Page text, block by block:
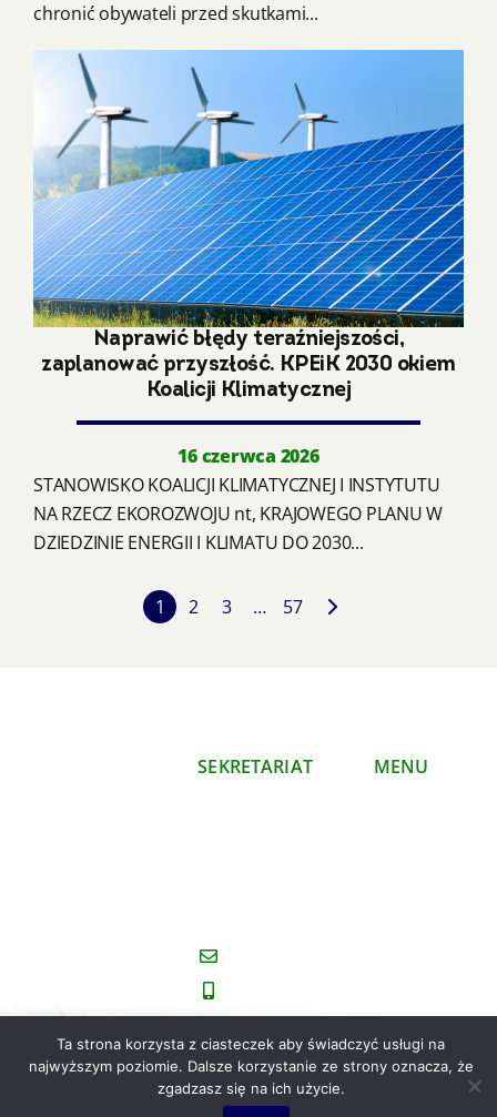
chronić obywateli przed skutkami...
Naprawić błędy teraźniejszości,
zaplanować przyszłość. KPEiK 2030 okiem
Koalicji Klimatycznej
16 czerwca 2026
STANOWISKO KOALICJI KLIMATYCZNEJ I INSTYTUTU
NA RZECZ EKOROZWOJU nt, KRAJOWEGO PLANU W
DZIEDZINIE ENERGII I KLIMATU DO 2030...
1 2 3 … 57
SEKRETARIAT
MENU
Ta strona korzysta z ciasteczek aby świadczyć usługi na
najwyższym poziomie. Dalsze korzystanie ze strony oznacza, że
zgadzasz się na ich użycie.